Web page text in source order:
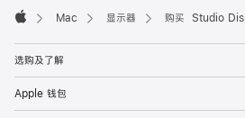
Mac 显示器 购买 Studio
选购及了解
Apple 钱包